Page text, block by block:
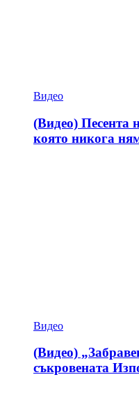
Видео
(Видео) Песента
която никога
Видео
(Видео)
съкровената